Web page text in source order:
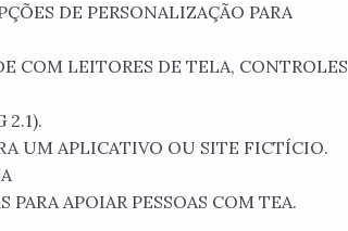
DE PERSONALIZAÇÃO PARA
COM LEITORES DE TELA, CONTROLES
2.1).
UM APLICATIVO OU SITE FICTÍCIO.
APOIAR PESSOAS COM TEA.